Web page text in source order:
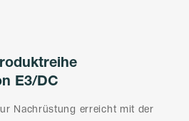
E3/DC
Nachrüstung erreicht mit der